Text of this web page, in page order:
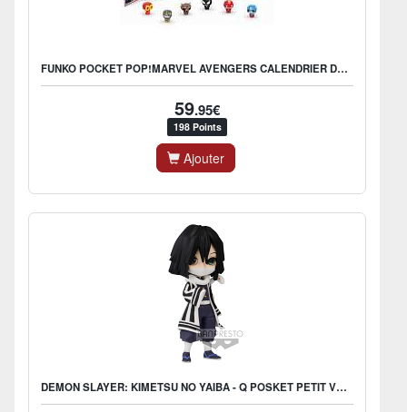
FUNKO POCKET POP!MARVEL AVENGERS CALENDRIER DE L'AVENT
59.95€
198 Points
Ajouter
DEMON SLAYER: KIMETSU NO YAIBA - Q POSKET PETIT VOL.3 C: OBANAI